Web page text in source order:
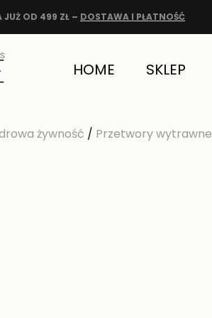
JUŻ OD 499 ZŁ – DOSTAWA I PŁATNOŚĆ
HOME SKLEP
żywność / Przetwory wytrawne